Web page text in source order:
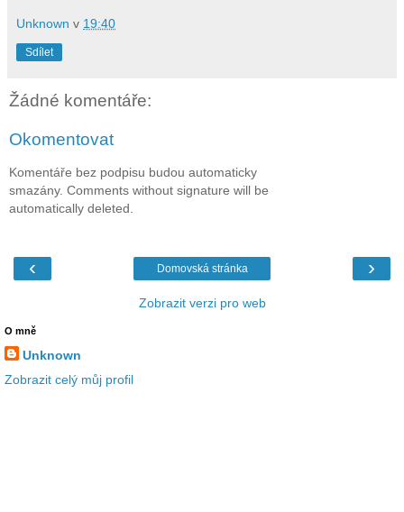
Unknown v 19:40
Sdílet
Žádné komentáře:
Okomentovat
Komentáře bez podpisu budou automaticky
smazány. Comments without signature will be
automatically deleted.
‹ ›
Domovská stránka
Zobrazit verzi pro web
O mně
Unknown
Zobrazit celý můj profil